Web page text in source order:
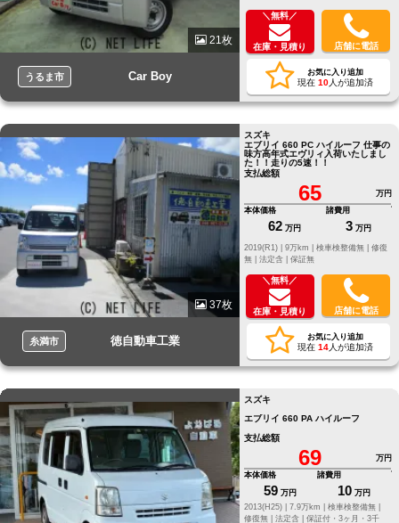
21枚
うるま市 Car Boy
＼無料／
在庫・見積り 店舗に電話
お気に入り追加
現在 10人が追加済
37枚
糸満市 徳自動車工業
スズキ
エブリイ 660 PC ハイルーフ 仕事の
味方高年式エヴリィ入荷いたしまし
た！！走りの5速！！
支払総額
65
万円
本体価格
62 万円
諸費用
3 万円
修復
無 | 法定含 | 保証無
＼無料／
在庫・見積り 店舗に電話
お気に入り追加
現在 14人が追加済
スズキ
エブリイ 660 PA ハイルーフ
支払総額
69
万円
本体価格
59 万円
諸費用
10 万円
2013(H25) |
7.9万km |
検車検整備無 |
修復無 | 法定含 | 保証付・3ヶ月・3千